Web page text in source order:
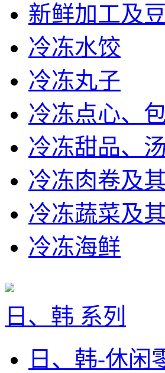
新鲜加工及
冷冻水饺
冷冻丸子
冷冻点心、
冷冻甜品、
冷冻肉卷及
冷冻蔬菜及
冷冻海鲜
日、韩 系列
日、韩-休闲